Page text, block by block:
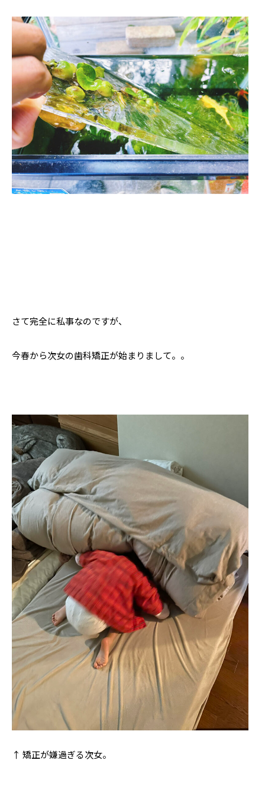
さて完全に私事なのですが、
今春から次女の歯科矯正が始まりまして。。
↑ 矯正が嫌過ぎる次女。